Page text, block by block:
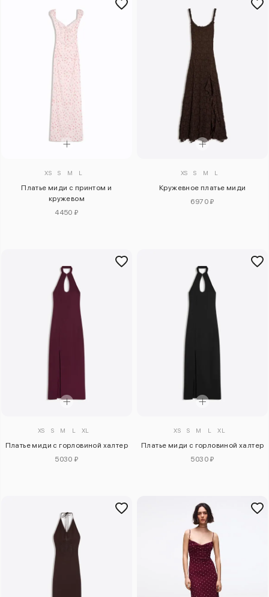
XS S M L
Платье миди с принтом и
кружевом
4450 ₽
XS S M L
Кружевное платье миди
6970 ₽
XS S M L XL
Платье миди с горловиной халтер
5030 ₽
XS S M L XL
Платье миди с горловиной халтер
5030 ₽